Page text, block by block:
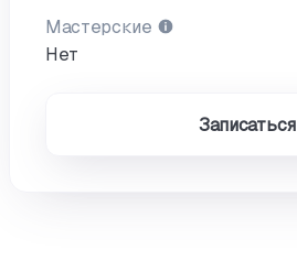
Мастерские
Нет
Записаться